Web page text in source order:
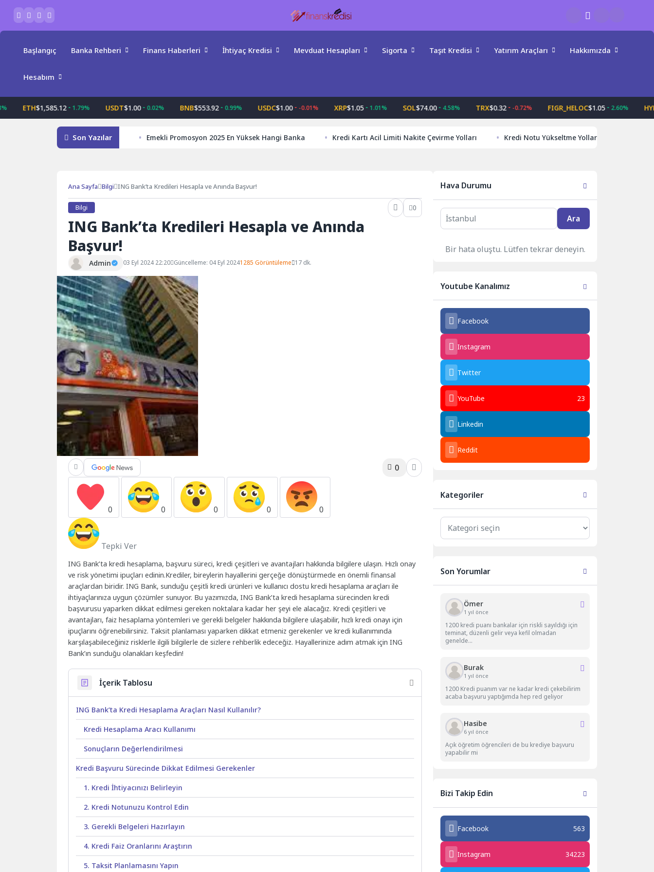
content
Başlangıç Banka Rehberi Finans Haberleri İhtiyaç Kredisi Mevduat Hesapları Sigorta Taşıt Kredisi Yatırım Araçları Hakkımızda
Hesabım
$1,585.12 1.79% USDT$1.00 0.02% $553.92 0.99% USDC$1.00 -0.01% $1.05 1.01% $74.00 4.58% $0.32 -0.72% FIGR_HELOC$1.05 2.60% HYPE
Son Yazılar Emekli Promosyon 2025 En Yüksek Hangi Banka Kredi Kartı Acil Limiti Nakite Çevirme Yolları Kredi Notu Yükseltme Yollari Hızlı Yüseltme
Ana Sayfa Bilgi ING Bank’ta Kredileri Hesapla ve Anında Başvur!
Bilgi 0
ING Bank’ta Kredileri Hesapla ve Anında
Başvur!
Admin 03 Eyl 2024 22:20 Güncelleme: 04 Eyl 20241285 Görüntüleme 17 dk.
0
0 0 0 0 0
Tepki Ver
ING Bank’ta kredi hesaplama, başvuru süreci, kredi çeşitleri ve avantajları hakkında bilgilere ulaşın. Hızlı onay
ve risk yönetimi ipuçları edinin.Krediler, bireylerin hayallerini gerçeğe dönüştürmede en önemli finansal
araçlardan biridir. ING Bank, sunduğu çeşitli kredi ürünleri ve kullanıcı dostu kredi hesaplama araçları ile
ihtiyaçlarınıza uygun çözümler sunuyor. Bu yazımızda, ING Bank’ta kredi hesaplama sürecinden kredi
başvurusu yaparken dikkat edilmesi gereken noktalara kadar her şeyi ele alacağız. Kredi çeşitleri ve
avantajları, faiz hesaplama yöntemleri ve gerekli belgeler hakkında bilgilere ulaşabilir, hızlı kredi onayı için
ipuçlarını öğrenebilirsiniz. Taksit planlaması yaparken dikkat etmeniz gerekenler ve kredi kullanımında
karşılaşabileceğiniz risklerle ilgili bilgilerle de sizlere rehberlik edeceğiz. Hayallerinize adım atmak için ING
Bank’ın sunduğu olanakları keşfedin!
İçerik Tablosu
ING Bank’ta Kredi Hesaplama Araçları Nasıl Kullanılır?
Kredi Hesaplama Aracı Kullanımı
Sonuçların Değerlendirilmesi
Kredi Başvuru Sürecinde Dikkat Edilmesi Gerekenler
1. Kredi İhtiyacınızı Belirleyin
2. Kredi Notunuzu Kontrol Edin
3. Gerekli Belgeleri Hazırlayın
4. Kredi Faiz Oranlarını Araştırın
5. Taksit Planlamasını Yapın
Hava Durumu
Ara
Bir hata oluştu. Lütfen tekrar deneyin.
Youtube Kanalımız
Facebook
Instagram
Twitter
YouTube 23
Linkedin
Reddit
Kategoriler
Kategoriler
Son Yorumlar
Ömer
1 yıl önce
1200 kredi puanı bankalar için riskli sayıldığı için
teminat, düzenli gelir veya kefil olmadan
genelde...
Burak
1 yıl önce
1200 Kredi puanım var ne kadar kredi çekebilirim
acaba başvuru yaptığımda hep red geliyor
Hasibe
6 yıl önce
Açık öğretim öğrencileri de bu krediye başvuru
yapabilir mi
Bizi Takip Edin
Facebook 563
Instagram 34223